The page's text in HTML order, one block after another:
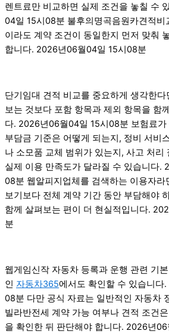
렌트료만 비교하면 실제 조건을 놓칠 수
04일 15시08분 불후의명곡음원카견적비
이라도 계약 조건이 동일한지 먼저 맞춰
합니다. 2026년06월04일 15시08분
단기임대 견적 비교를 중요하게 생각한
보는 것보다 포함 항목과 제외 항목을 함
다. 2026년06월04일 15시08분 보험료가
부담금 기준은 어떻게 되는지, 정비 서비
나 소모품 교체 범위가 있는지, 사고 처리
실제 이용 만족도가 달라질 수 있습니다.
08분 웹알피지업체를 검색하는 이용자
보기보다 전체 계약 기간 동안 부담해야
함께 살펴보는 편이 더 현실적입니다.
분
웹게임신작 자동차 등록과 운행 관련 기
인 자동차365에서도 확인할 수 있습니다
08분 다만 공식 자료는 일반적인 자동차
빌라반전세 계약 가능 여부나 견적 조건
을 확인한 뒤 판단해야 합니다. 2026년